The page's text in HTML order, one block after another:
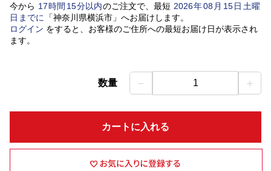
今から 17時間 15分以内のご注文で、最短 2026年08 月 15日土曜
日 までに 「神奈川県横浜市」 へお届けします。
ログイン をすると、お客様のご住所への最短お届け日が表示され
ます。
数量 － 1 ＋
カートに入れる